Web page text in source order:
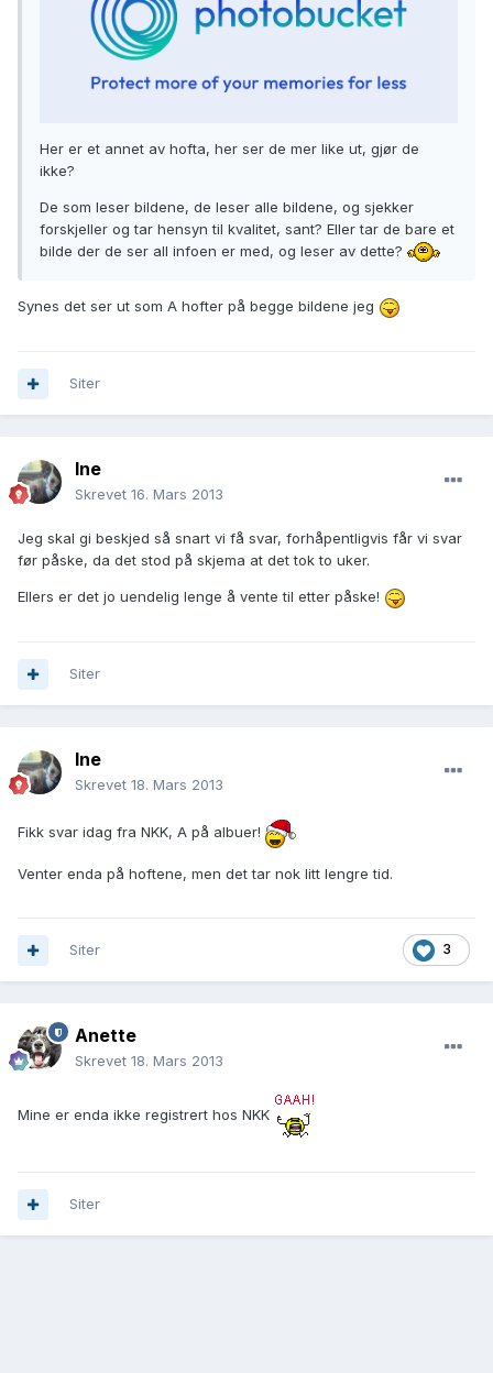
Her er et annet av hofta, her ser de mer like ut, gjør de
ikke?
De som leser bildene, de leser alle bildene, og sjekker
forskjeller og tar hensyn til kvalitet, sant? Eller tar de bare et
bilde der de ser all infoen er med, og leser av dette?
Synes det ser ut som A hofter på begge bildene jeg
Siter
Ine
Skrevet 16. Mars 2013
Jeg skal gi beskjed så snart vi få svar, forhåpentligvis får vi svar
før påske, da det stod på skjema at det tok to uker.
Ellers er det jo uendelig lenge å vente til etter påske!
Siter
Ine
Skrevet 18. Mars 2013
Fikk svar idag fra NKK, A på albuer!
Venter enda på hoftene, men det tar nok litt lengre tid.
3
Siter
Anette
Skrevet 18. Mars 2013
Mine er enda ikke registrert hos NKK
Siter